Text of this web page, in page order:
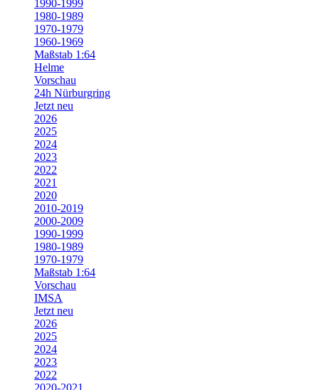
1990-1999
1980-1989
1970-1979
1960-1969
Maßstab 1:64
Helme
Vorschau
24h Nürburgring
Jetzt neu
2026
2025
2024
2023
2022
2021
2020
2010-2019
2000-2009
1990-1999
1980-1989
1970-1979
Maßstab 1:64
Vorschau
IMSA
Jetzt neu
2026
2025
2024
2023
2022
2020-2021